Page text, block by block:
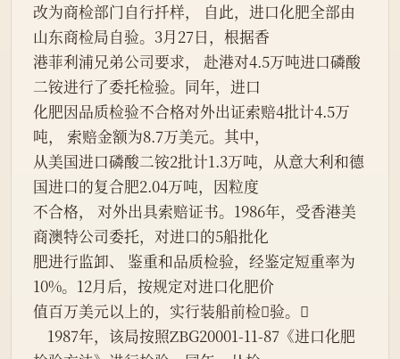
改为商检部门自行扦样， 自此，进口化肥全部由
山东商检局自验。3月27日，根据香
港菲利浦兄弟公司要求， 赴港对4.5万吨进口磷酸
二铵进行了委托检验。同年，进口
化肥因品质检验不合格对外出证索赔4批计4.5万
吨， 索赔金额为8.7万美元。其中，
从美国进口磷酸二铵2批计1.3万吨，从意大利和德
国进口的复合肥2.04万吨，因粒度
不合格， 对外出具索赔证书。1986年，受香港美
商澳特公司委托，对进口的5船批化
肥进行监卸、 鉴重和品质检验，经鉴定短重率为
10%。12月后，按规定对进口化肥价
值百万美元以上的，实行装船前检验。